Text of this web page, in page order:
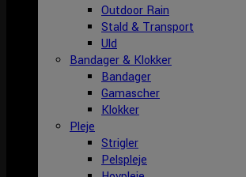
Outdoor Rain
Stald & Transport
Uld
Bandager & Klokker
Bandager
Gamascher
Klokker
Pleje
Strigler
Pelspleje